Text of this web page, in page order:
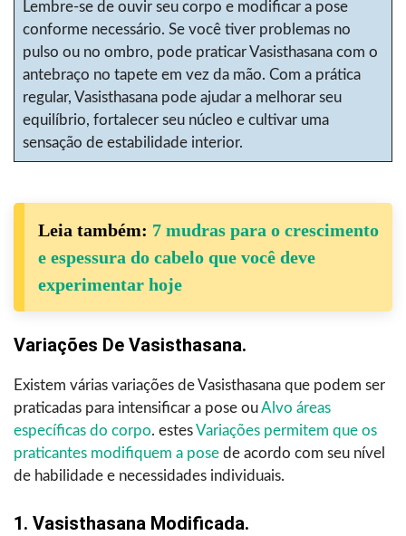
Lembre-se de ouvir seu corpo e modificar a pose
conforme necessário. Se você tiver problemas no
pulso ou no ombro, pode praticar Vasisthasana com o
antebraço no tapete em vez da mão. Com a prática
regular, Vasisthasana pode ajudar a melhorar seu
equilíbrio, fortalecer seu núcleo e cultivar uma
sensação de estabilidade interior.
Leia também: 7 mudras para o crescimento
e espessura do cabelo que você deve
experimentar hoje
Variações De Vasisthasana.
Existem várias variações de Vasisthasana que podem ser
praticadas para intensificar a pose ouAlvo áreas
específicas do corpo. estesVariações permitem que os
praticantes modifiquem a pose de acordo com seu nível
de habilidade e necessidades individuais.
1. Vasisthasana Modificada.